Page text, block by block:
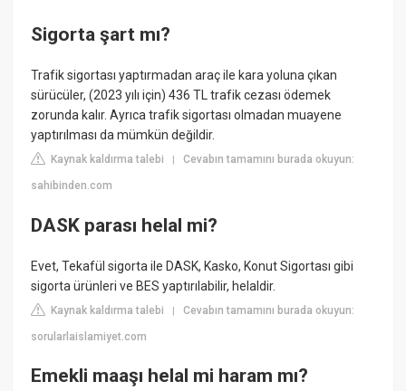
Sigorta şart mı?
Trafik sigortası yaptırmadan araç ile kara yoluna çıkan
sürücüler, (2023 yılı için) 436 TL trafik cezası ödemek
zorunda kalır. Ayrıca trafik sigortası olmadan muayene
yaptırılması da mümkün değildir.
Kaynak kaldırma talebi |Cevabın tamamını burada okuyun:
sahibinden.com
DASK parası helal mi?
Evet, Tekafül sigorta ile DASK, Kasko, Konut Sigortası gibi
sigorta ürünleri ve BES yaptırılabilir, helaldir.
Kaynak kaldırma talebi |Cevabın tamamını burada okuyun:
sorularlaislamiyet.com
Emekli maaşı helal mi haram mı?